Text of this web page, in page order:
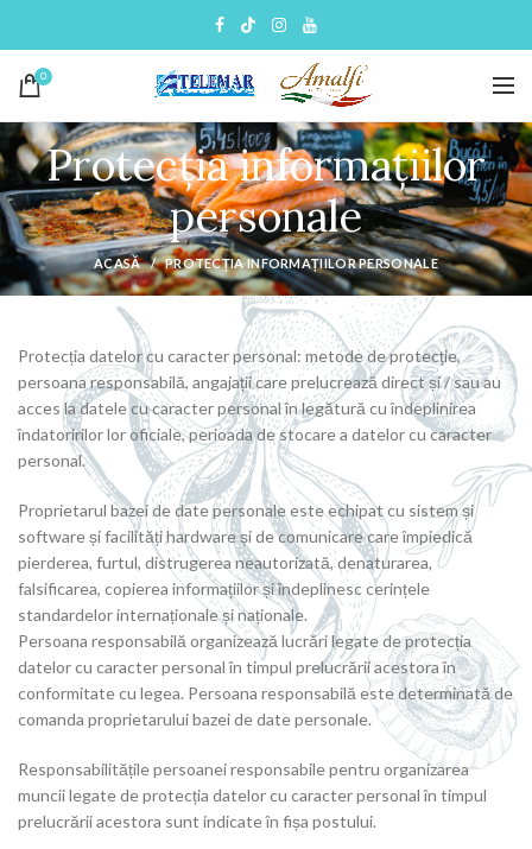
0
Protecția informațiilor
personale
ACASĂ PROTECȚIA INFORMAȚIILOR PERSONALE
Protecția datelor cu caracter personal: metode de protecție,
persoana responsabilă, angajații care prelucrează direct și / sau au
acces la datele cu caracter personal în legătură cu îndeplinirea
îndatoririlor lor oficiale, perioada de stocare a datelor cu caracter
personal.
Proprietarul bazei de date personale este echipat cu sistem și
software și facilități hardware și de comunicare care împiedică
pierderea, furtul, distrugerea neautorizată, denaturarea,
falsificarea, copierea informațiilor și îndeplinesc cerințele
standardelor internaționale și naționale.
Persoana responsabilă organizează lucrări legate de protecția
datelor cu caracter personal în timpul prelucrării acestora în
conformitate cu legea. Persoana responsabilă este determinată de
comanda proprietarului bazei de date personale.
Responsabilitățile persoanei responsabile pentru organizarea
muncii legate de protecția datelor cu caracter personal în timpul
prelucrării acestora sunt indicate în fișa postului.